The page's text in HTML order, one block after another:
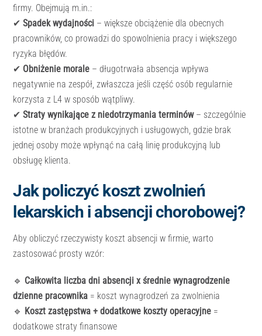
firmy. Obejmują m.in.:
✔Spadek wydajności – większe obciążenie dla obecnych
pracowników, co prowadzi do spowolnienia pracy i większego
ryzyka błędów.
✔ Obniżenie morale – długotrwała absencja wpływa
negatywnie na zespół, zwłaszcza jeśli część osób regularnie
korzysta z L4 w sposób wątpliwy.
✔Straty wynikające z niedotrzymania terminów– szczególnie
istotne w branżach produkcyjnych i usługowych, gdzie brak
jednej osoby może wpłynąć na całą linię produkcyjną lub
obsługę klienta.
Jak policzyć koszt zwolnień
lekarskich i absencji chorobowej?
Aby obliczyć rzeczywisty koszt absencji w firmie, warto
zastosować prosty wzór:
🔹 Całkowita liczba dni absencji x średnie wynagrodzenie
dzienne pracownika = koszt wynagrodzeń za zwolnienia
🔹 Koszt zastępstwa + dodatkowe koszty operacyjne =
dodatkowe straty finansowe